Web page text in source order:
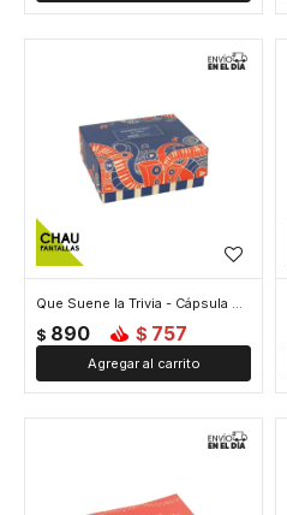
Que Suene la Trivia - Cápsula Deco
$ 890 $ 757